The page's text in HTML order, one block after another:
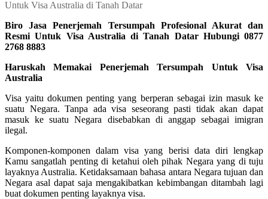
Biro Jasa Penerjemah Tersumpah Profesional Akurat dan
Resmi Untuk Visa Australia di Tanah Datar Hubungi 0877
2768 8883
Haruskah Memakai Penerjemah Tersumpah Untuk Visa
Australia
Visa yaitu dokumen penting yang berperan sebagai izin masuk ke
suatu Negara. Tanpa ada visa seseorang pasti tidak akan dapat
masuk ke suatu Negara disebabkan di anggap sebagai imigran
ilegal.
Komponen-komponen dalam visa yang berisi data diri lengkap
Kamu sangatlah penting di ketahui oleh pihak Negara yang di tuju
layaknya Australia. Ketidaksamaan bahasa antara Negara tujuan dan
Negara asal dapat saja mengakibatkan kebimbangan ditambah lagi
buat dokumen penting layaknya visa.